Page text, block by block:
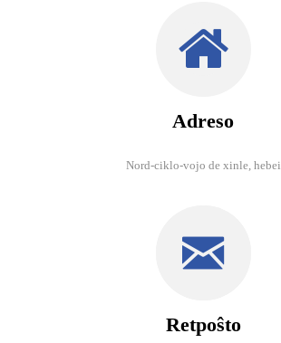
Adreso
Nord-ciklo-vojo de xinle, hebei
Retpoŝto